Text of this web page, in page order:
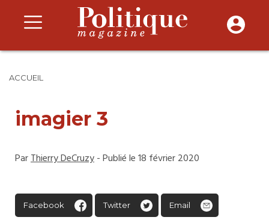
ACCUEIL
imagier 3
ParThierry DeCruzy- Publié le 18 février 2020
Facebook Twitter Email